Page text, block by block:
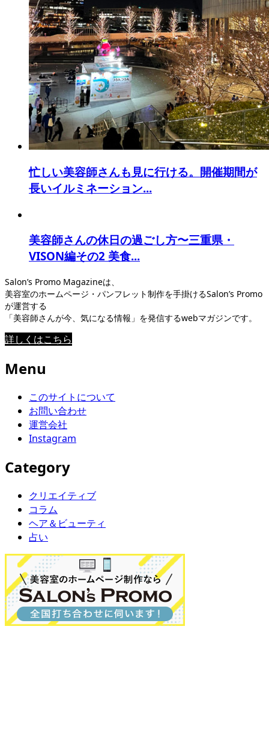
忙しい美容師さんも見に行ける。開催期間が
長いイルミネーション...
美容師さんの休日の過ごし方〜三重県・
VISON編その2 美食...
Salon’s Promo Magazineは、
美容室のホームページ・パンフレット制作を手掛けるSalon’s Promo
が運営する
「美容師さんが今、気になる情報」を発信するwebマガジンです。
詳しくはこちら
Menu
このサイトについて
お問い合わせ
運営会社
Instagram
Category
クリエイティブ
コラム
ヘア＆ビューティ
占い